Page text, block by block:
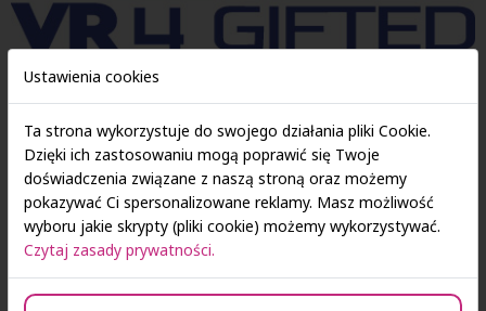
Serdecznie zapraszamy do zapoznania się z nowym
Newsletterem projektuVR4Gifted .
2nd Newsletter 222 KB
Ustawienia cookies
Ta strona wykorzystuje do swojego działania pliki Cookie.
Dzięki ich zastosowaniu mogą poprawić się Twoje
doświadczenia związane z naszą stroną oraz możemy
pokazywać Ci spersonalizowane reklamy. Masz możliwość
wyboru jakie skrypty (pliki cookie) możemy wykorzystywać.
Czytaj zasady prywatności.